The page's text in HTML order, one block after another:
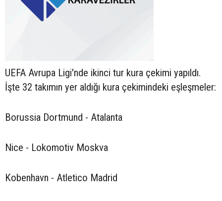
UEFA Avrupa Ligi'nde ikinci tur kura çekimi yapıldı.
İşte 32 takımın yer aldığı kura çekimindeki eşleşmeler:
Borussia Dortmund - Atalanta
Nice - Lokomotiv Moskva
Kobenhavn - Atletico Madrid